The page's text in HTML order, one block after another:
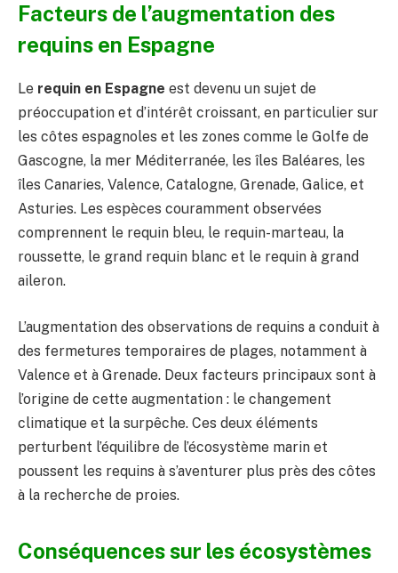
Facteurs de l’augmentation des
requins en Espagne
Le requin en Espagne est devenu un sujet de
préoccupation et d’intérêt croissant, en particulier sur
les côtes espagnoles et les zones comme le Golfe de
Gascogne, la mer Méditerranée, les îles Baléares, les
îles Canaries, Valence, Catalogne, Grenade, Galice, et
Asturies. Les espèces couramment observées
comprennent le requin bleu, le requin-marteau, la
roussette, le grand requin blanc et le requin à grand
aileron.
L’augmentation des observations de requins a conduit à
des fermetures temporaires de plages, notamment à
Valence et à Grenade. Deux facteurs principaux sont à
l’origine de cette augmentation : le changement
climatique et la surpêche. Ces deux éléments
perturbent l’équilibre de l’écosystème marin et
poussent les requins à s’aventurer plus près des côtes
à la recherche de proies.
Conséquences sur les écosystèmes